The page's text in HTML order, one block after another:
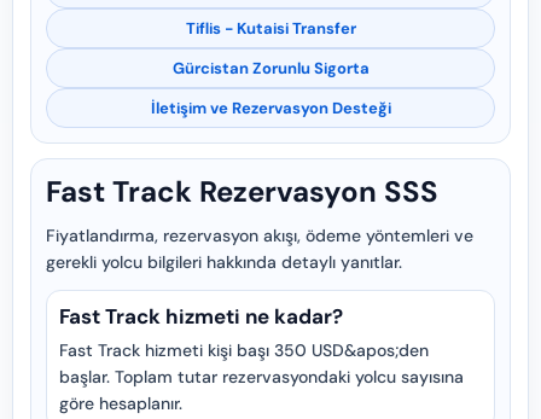
Tiflis - Kutaisi Transfer
Gürcistan Zorunlu Sigorta
İletişim ve Rezervasyon Desteği
Fast Track Rezervasyon SSS
Fiyatlandırma, rezervasyon akışı, ödeme yöntemleri ve
gerekli yolcu bilgileri hakkında detaylı yanıtlar.
Fast Track hizmeti ne kadar?
Fast Track hizmeti kişi başı 350 USD&apos;den
başlar. Toplam tutar rezervasyondaki yolcu sayısına
göre hesaplanır.